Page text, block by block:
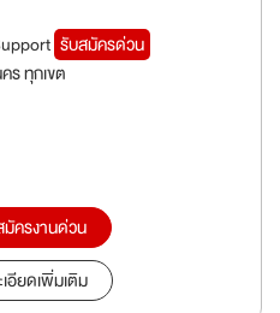
รับสมัครด่วน
ร ทุกเขต
ครงานด่วน
อียดเพิ่มเติม